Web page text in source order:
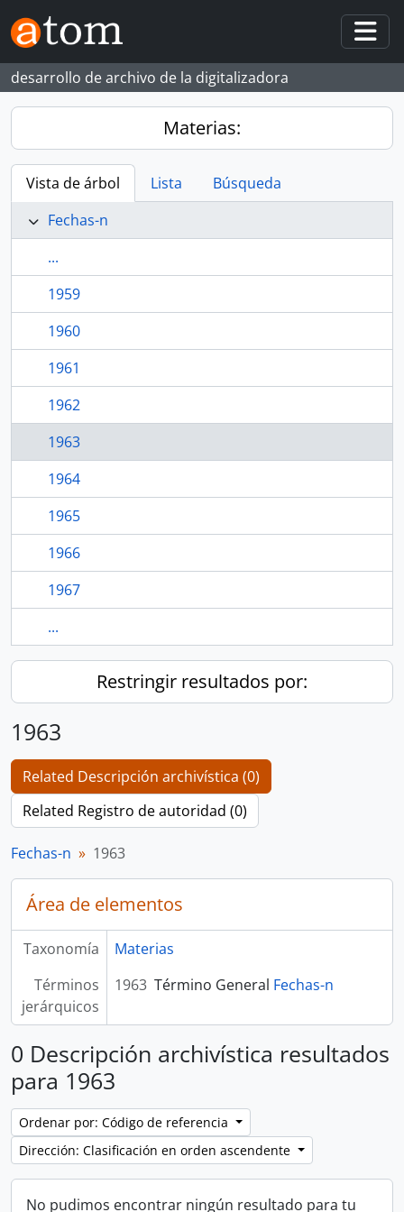
Skip to main content
desarrollo de archivo de la digitalizadora
Materias:
Vista de árbol Lista
Búsqueda
Fechas-n
...
1959
1960
1961
1962
1963
1964
1965
1966
1967
...
Restringir resultados por:
1963
Related Descripción archivística (0)
Related Registro de autoridad (0)
Fechas-n 1963
Área de elementos
Taxonomía
Materias
Términos
jerárquicos
1963 Término General Fechas-n
0 Descripción archivística resultados
para 1963
Ordenar por: Código de referencia
Dirección: Clasificación en orden ascendente
No pudimos encontrar ningún resultado para tu